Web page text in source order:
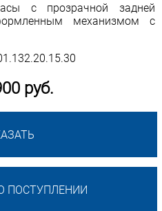
с прозрачной задней
механизмом с
руб.
ПОСТУПЛЕНИИ